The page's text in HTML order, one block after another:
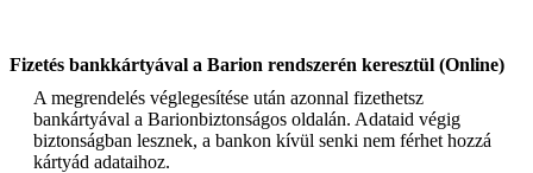
Fizetés bankkártyával a Barion rendszerén keresztül (Online)
A megrendelés véglegesítése után azonnal fizethetsz
bankártyával a Barionbiztonságos oldalán. Adataid végig
biztonságban lesznek, a bankon kívül senki nem férhet hozzá
kártyád adataihoz.